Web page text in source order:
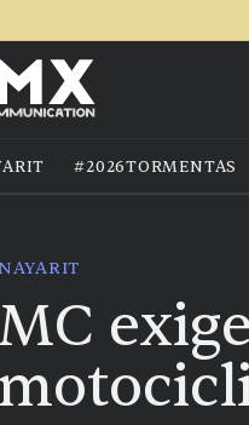
#2026TORMENTAS
NAYARIT
MC